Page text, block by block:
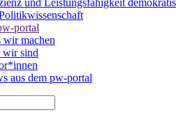
und Leistungsfähigkeit
portal
wir machen
wir sind
aus dem pw-portal